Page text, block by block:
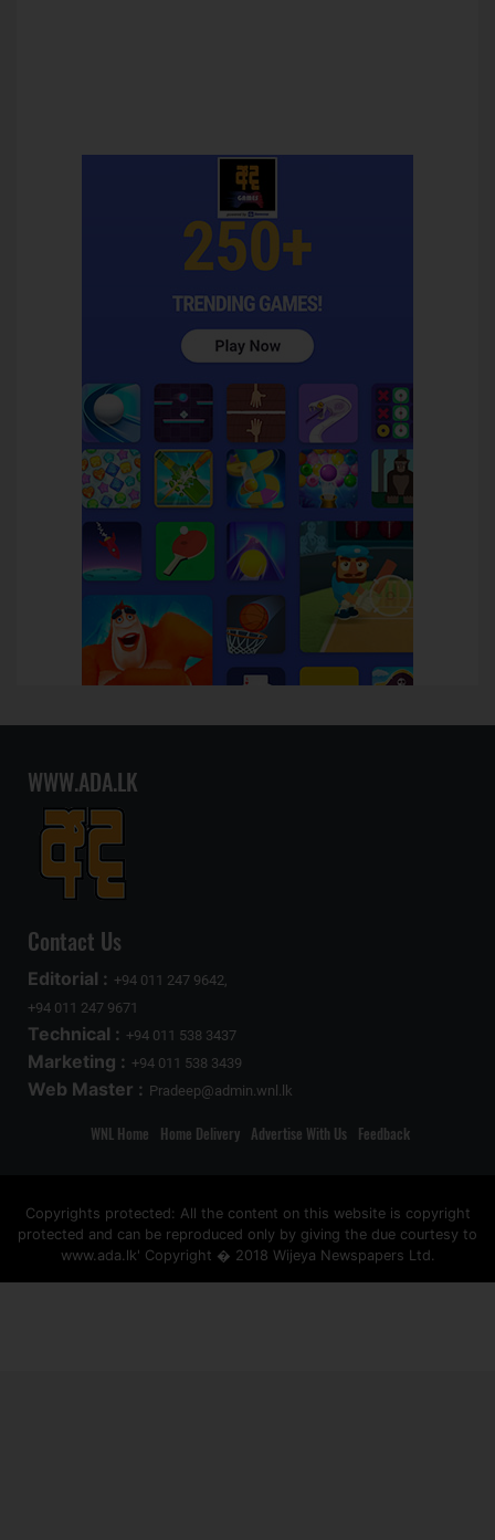
WWW.ADA.LK
Contact Us
Editorial : +94 011 247 9642,
+94 011 247 9671
Technical : +94 011 538 3437
Marketing : +94 011 538 3439
Web Master : Pradeep@admin.wnl.lk
WNL Home Home Delivery Advertise With Us Feedback
Copyrights protected: All the content on this website is copyright
protected and can be reproduced only by giving the due courtesy to
www.ada.lk' Copyright � 2018 Wijeya Newspapers Ltd.